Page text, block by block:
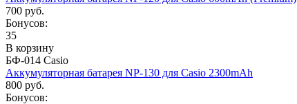
700 руб.
Бонусов:
35
В корзину
БФ-014 Casio
Аккумуляторная батарея NP-130 для Casio 2300mAh
800 руб.
Бонусов: